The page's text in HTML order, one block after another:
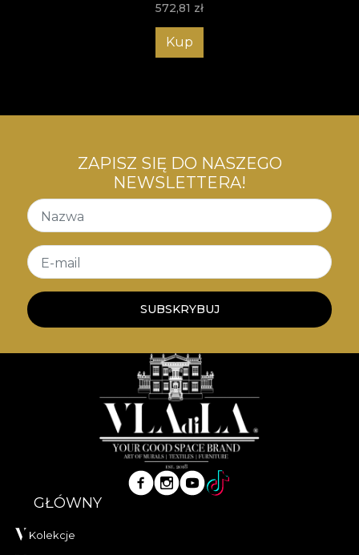
572,81 zł
Kup
ZAPISZ SIĘ DO NASZEGO
NEWSLETTERA!
Nazwa
E-mail
SUBSKRYBUJ
GŁÓWNY
Kolekcje